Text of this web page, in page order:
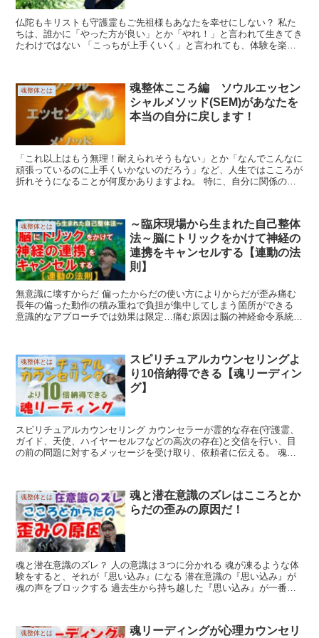
仏陀もキリストも守護霊もご先祖様もあなたを幸せにしない？ 私た
ちは、誰かに「やった方が良い」とか「やれ！」と言われて生きてき
たわけではない 「こっちが上手くいく」と言われても、体験を楽し
魂整体とは
魂整体こころ編 ソウルエッセン
シャルメソッド(SEM)があなたを
本当の自分に戻します！
「これ以上はもう無理！耐えられそうもない」とか「なんでこんなに
頑張っているのに上手くいかないのだろう」など、人生ではこころが
折れそうになることが何度かありますよね。 特に、自分に関係のな
魂整体とは
～臨床現場から生まれた自己整体
法～脳にトリックをかけて神経の
連携をキャンセルする【連動の法
則】
無意識に壊すからだ 偏ったからだの使い方によりからだが歪み痛む
長年の偏った動作の積み重ねで負担が集中してしまう箇所ができる
意識的なアプローチでは効果は限定…痛む原因は脳の神経命令系統に
魂整体とは
スピリチュアルカウンセリングよ
り10倍納得できる【魂リーディン
グ】
スピリチュアルカウンセリング カウンセラーが霊的な存在(守護霊、
ガイド、天使、ハイヤーセルフなどの高次の存在)と交信を行い、目
の前の問題に対するメッセージを受け取り、依頼者に伝える。 魂リ
魂整体とは
魂と潜在意識のズレはこころとか
らだの歪みの原因だ！
魂と潜在意識のズレ？ 人の意識は３つに分かれる 魂が凍るような体
験をすると、それが『思い込み』になる 潜在意識の『思い込み』が
魂の声をブロックする 過去生から持ち越した『思い込み』が一番た
魂整体とは
魂リーディングが心理カウンセリ